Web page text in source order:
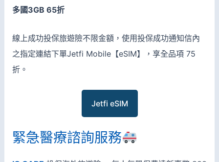
多國3GB 65折
線上成功投保旅遊險不限金額，使用投保成功通知信內
之指定連結下單Jetfi Mobile【eSIM】，享全品項 75
折。
Jetfi eSIM
緊急醫療諮詢服務